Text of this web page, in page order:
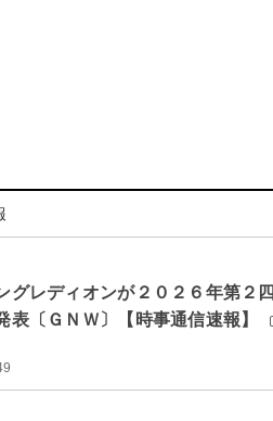
グレディオンが２０２６年第２
表〔ＧＮＷ〕【時事通信速報】